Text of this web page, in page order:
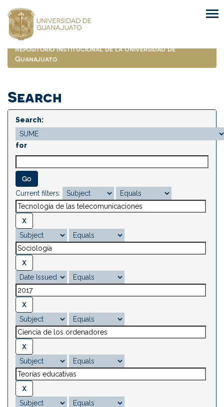
navigation
Repositorio Institucional de la Universidad de
Guanajuato
Search
Search:
for
Current filters: